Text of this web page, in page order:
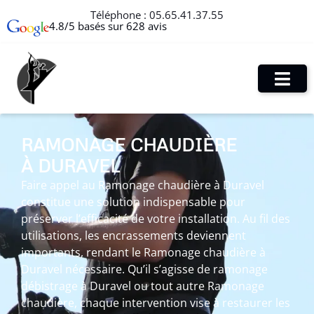
Téléphone : 05.65.41.37.55
4.8/5 basés sur 628 avis
RAMONAGE CHAUDIÈRE
À DURAVEL
Faire appel au Ramonage chaudière à Duravel
constitue une solution indispensable pour
préserver l’efficacité de votre installation. Au fil des
utilisations, les encrassements deviennent
importants, rendant le Ramonage chaudière à
Duravel nécessaire. Qu’il s’agisse de ramonage
débistrage à Duravel ou tout autre Ramonage
chaudière, chaque intervention vise à restaurer les